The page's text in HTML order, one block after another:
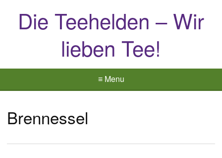
Die Teehelden – Wir
lieben Tee!
≡ Menu
Brennessel